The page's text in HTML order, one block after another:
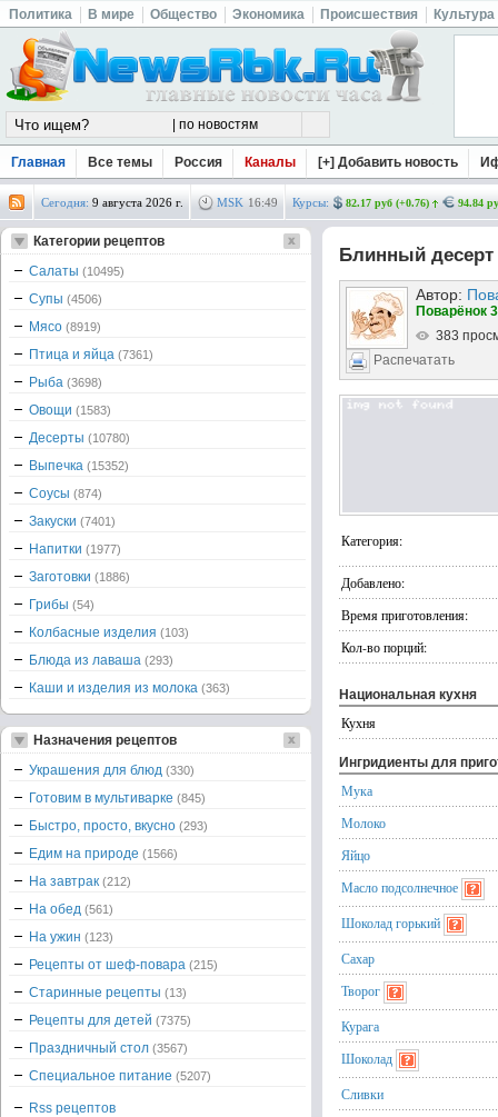
Политика В мире Общество Экономика Происшествия Культура
Главная Все темы Россия Каналы [+] Добавить новость
Сегодня: 9 августа 2026 г. MSK 16:49 Курсы: 82.17 руб (+0.76) 94.84
Блинный десерт
Автор:
Поварёнок
383
Распечатать
Категория:
Добавлено:
Время приготовления:
Кол-во порций:
Национальная кухня
Кухня
Ингридиенты для
Мука
Молоко
Яйцо
Масло подсолнечное
Шоколад горький
Сахар
Творог
Курага
Шоколад
Сливки
Категории рецептов
Салаты (10495)
Супы (4506)
Мясо (8919)
Птица и яйца (7361)
Рыба (3698)
Овощи (1583)
Десерты (10780)
Выпечка (15352)
Соусы (874)
Закуски (7401)
Напитки (1977)
Заготовки (1886)
Грибы (54)
Колбасные изделия (103)
Блюда из лаваша (293)
Каши и изделия из молока (363)
Назначения рецептов
Украшения для блюд (330)
Готовим в мультиварке (845)
Быстро, просто, вкусно (293)
Едим на природе (1566)
На завтрак (212)
На обед (561)
На ужин (123)
Рецепты от шеф-повара (215)
Старинные рецепты (13)
Рецепты для детей (7375)
Праздничный стол (3567)
Специальное питание (5207)
Rss рецептов